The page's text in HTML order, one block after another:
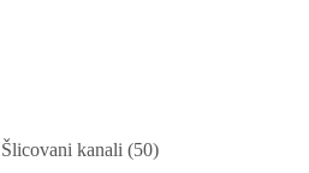
Šlicovani kanali (50)